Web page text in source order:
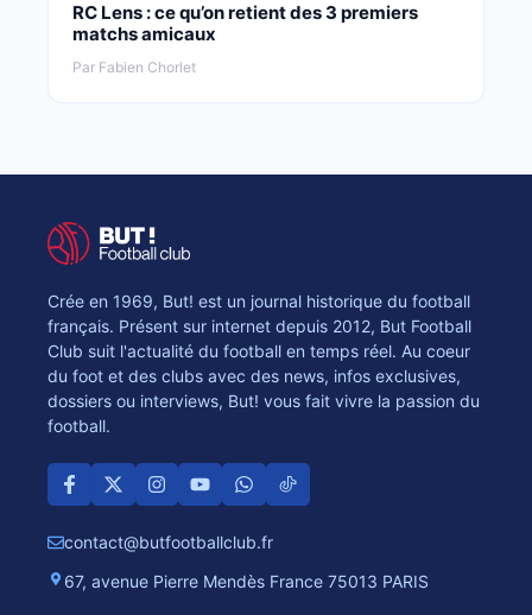
RC Lens : ce qu’on retient des 3 premiers
matchs amicaux
Par Fabien Chorlet
Crée en 1969, But! est un journal historique du football
français. Présent sur internet depuis 2012, But Football
Club suit l'actualité du football en temps réel. Au coeur
du foot et des clubs avec des news, infos exclusives,
dossiers ou interviews, But! vous fait vivre la passion du
football.
contact@butfootballclub.fr
67, avenue Pierre Mendès France 75013 PARIS